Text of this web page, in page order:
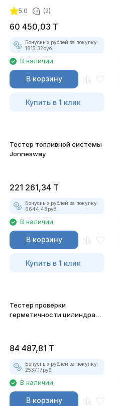
5.0 (2)
60 450,03 T
Бонусных рублей за покупку:
1815.32руб.
В наличии
В корзину
Купить в 1 клик
Тестер топливной системы
Jonnesway
221 261,34 T
Бонусных рублей за покупку:
6644.48руб.
В наличии
В корзину
Купить в 1 клик
Тестер проверки
герметичности цилиндра
84 487,81 T
Бонусных рублей за покупку:
2537.17руб.
В наличии
В корзину